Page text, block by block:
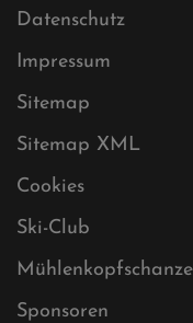
Datenschutz
Impressum
Sitemap
Sitemap XML
Cookies
Ski-Club
Mühlenkopfschanze